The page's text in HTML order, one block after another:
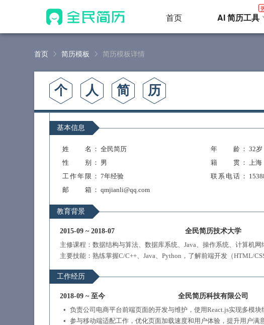
首页 AI 简历工具
首页 简历模板 简历模板详情
个 人 简 历
基本信息
姓 名 ： 全民简历 年 龄 ： 32岁
性 别
： 男 籍 贯 ： 上海
工作年限 ： 7年经验 联系电话 ：
邮 箱 ： qmjianli@qq.com
教育背景
2015-09 ~ 2018-07 全民简历技术大学
主修课程：数据结构与算法、数据库系统、Java、操作系统、计算机网
主要技能：熟练掌握C/C++、Java、Python，了解前端开发（HTML/
工作经历
2018-09 ~ 至今 全民简历科技有限公司
负责公司电商平台前端页面的开发与维护，使用React.js实现多模块
参与移动端适配工作，优化页面加载速度和用户体验，提升用户满意